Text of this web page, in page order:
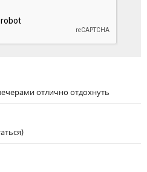
отлично отдохнуть